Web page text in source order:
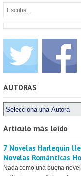
AUTORAS
Articulo más leido
7 Novelas Harlequin
Novelas Románticas
Nada como una buena